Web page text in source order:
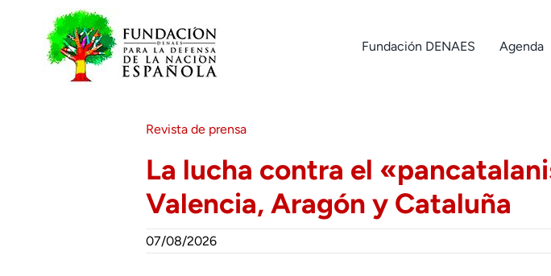
contenido
Fundación DENAES Agenda
Revista de prensa
La lucha contra el
Valencia, Aragón y Cataluña
07/08/2026